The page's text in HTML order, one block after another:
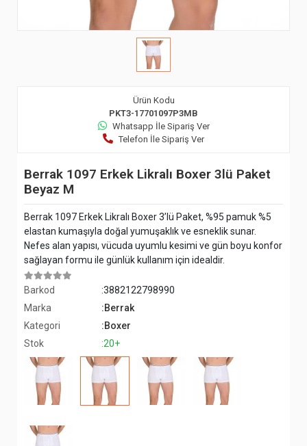
Ürün Kodu
PKT3-17701097P3MB
Whatsapp İle Sipariş Ver
Telefon İle Sipariş Ver
Berrak 1097 Erkek Likralı Boxer 3lü Paket
Beyaz M
Berrak 1097 Erkek Likralı Boxer 3’lü Paket, %95 pamuk %5
elastan kumaşıyla doğal yumuşaklık ve esneklik sunar.
Nefes alan yapısı, vücuda uyumlu kesimi ve gün boyu konfor
sağlayan formu ile günlük kullanım için idealdir.
Barkod
:3882122798990
Marka
:Berrak
Kategori
:Boxer
Stok
:20+